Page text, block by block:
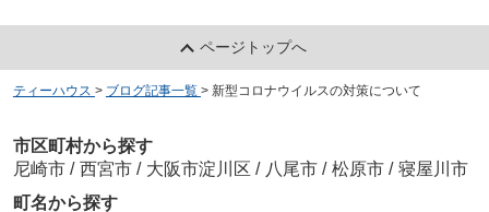
ページトップへ
ティーハウス > ブログ記事一覧 > 新型コロナウイルスの対策について
市区町村から探す
尼崎市 / 西宮市 / 大阪市淀川区 / 八尾市 / 松原市 / 寝屋川市
町名から探す